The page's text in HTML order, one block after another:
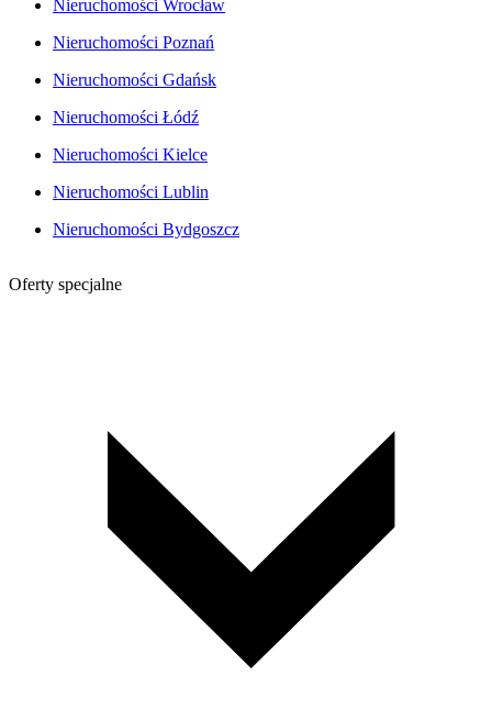
Nieruchomości Wrocław
Nieruchomości Poznań
Nieruchomości Gdańsk
Nieruchomości Łódź
Nieruchomości Kielce
Nieruchomości Lublin
Nieruchomości Bydgoszcz
Oferty specjalne